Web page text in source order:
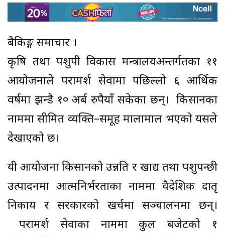
बैकिङ्ग समाचार ।
कृषि तथा पशुपक्षी विकास मन्त्रालयअन्तर्गतका ११
आयोजनाले परामर्श सेवामा पछिल्लो ६ आर्थिक
वर्षमा झन्डै १० अर्ब रुपैयाँ सकेका छन्। किसानका
नाममा सीमित व्यक्ति–समूह मालामाल भएको यसले
देखाएको छ।
यी आयोजना किसानको उन्नति र खाद्य तथा पशुपन्छी
उत्पादनमा आत्मनिर्भरताका नाममा वैदेशिक दातृ
निकाय र सरकारको खर्चमा सञ्चालनमा छन्।
परामर्श सेवाका नाममा कुल बजेटको १